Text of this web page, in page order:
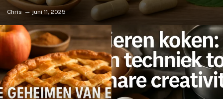
Chris juni 11, 2025